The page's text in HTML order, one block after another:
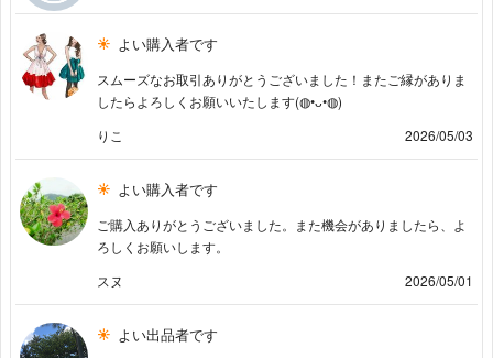
よい購入者です
スムーズなお取引ありがとうございました！またご縁がありま
したらよろしくお願いいたします(◍•ᴗ•◍)
りこ
2026/05/03
よい購入者です
ご購入ありがとうございました。また機会がありましたら、よ
ろしくお願いします。
スヌ
2026/05/01
よい出品者です